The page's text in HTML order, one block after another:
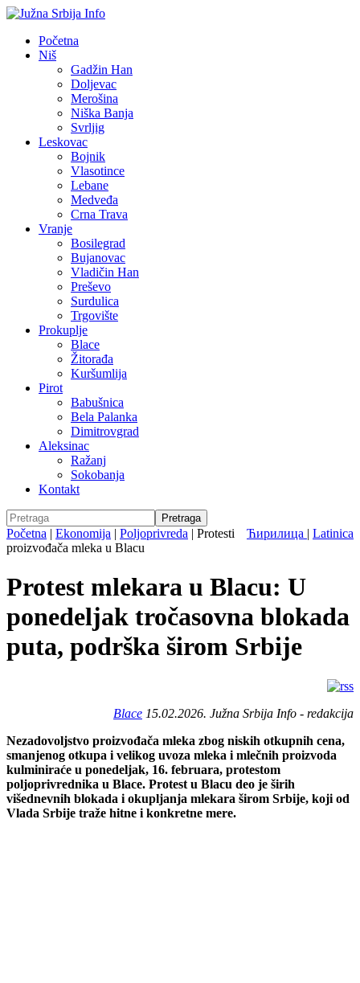
Početna
Niš
Gadžin Han
Doljevac
Merošina
Niška Banja
Svrljig
Leskovac
Bojnik
Vlasotince
Lebane
Medveđa
Crna Trava
Vranje
Bosilegrad
Bujanovac
Vladičin Han
Preševo
Surdulica
Trgovište
Prokuplje
Blace
Žitorađa
Kuršumlija
Pirot
Babušnica
Bela Palanka
Dimitrovgrad
Aleksinac
Ražanj
Sokobanja
Kontakt
Ћирилица | Latinica
Početna | Ekonomija | Poljoprivreda | Protesti
proizvođača mleka u Blacu
Protest mlekara u Blacu: U
ponedeljak tročasovna blokada
puta, podrška širom Srbije
Blace 15.02.2026. Južna Srbija Info - redakcija
Nezadovoljstvo proizvođača mleka zbog niskih otkupnih cena,
smanjenog otkupa i velikog uvoza mleka i mlečnih proizvoda
kulminiraće u ponedeljak, 16. februara, protestom
poljoprivrednika u Blace. Protest u Blacu deo je širih
višednevnih blokada i okupljanja mlekara širom Srbije, koji od
Vlada Srbije traže hitne i konkretne mere.